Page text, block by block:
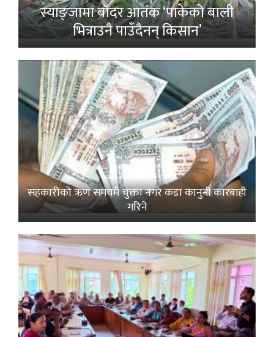
स्याङ्जामा बाँदर आतंक ‘पाकेको बाली
भित्राउनै पाउँदैनन् किसान’
सहकारीको ऋण समयमै चुक्ता नगरे कडा कानुनी कारबाही
गरिने